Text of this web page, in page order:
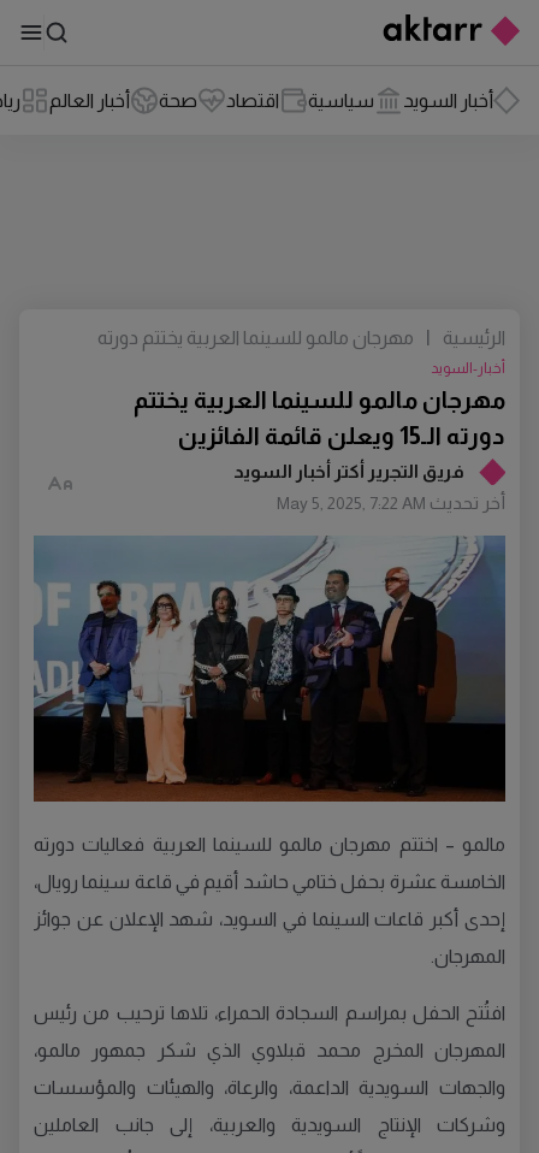
أخبار السويد سياسية اقتصاد صحة أخبار العالم
فريق التجرير أكتر أخبار السويد
أخر تحديث May 5, 2025, 7:22 AM
مهرجان مالمو للسينما العربية يختتم
دورته الـ15 ويعلن قائمة الفائزين
أخبار-السويد
الرئيسية |
مهرجان مالمو للسينما العربية يختتم دورته
مالمو – اختتم مهرجان مالمو للسينما العربية فعاليات دورته
الخامسة عشرة بحفل ختامي حاشد أقيم في قاعة سينما رويال،
إحدى أكبر قاعات السينما في السويد، شهد الإعلان عن جوائز
المهرجان.
افتُتح الحفل بمراسم السجادة الحمراء، تلاها ترحيب من رئيس
المهرجان المخرج محمد قبلاوي الذي شكر جمهور مالمو،
والجهات السويدية الداعمة، والرعاة، والهيئات والمؤسسات
وشركات الإنتاج السويدية والعربية، إلى جانب العاملين